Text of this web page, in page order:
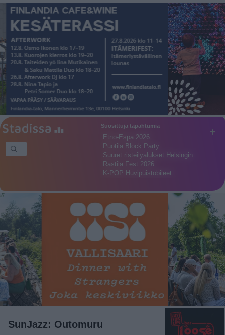
+
Suosittuja tapahtumia
Etno-Espa 2026
Puotila Block Party
Suuret risteilyalukset Helsingin…
Rastila Fest 2026
K-POP Huvipuistobileet
SunJazz: Outomuru